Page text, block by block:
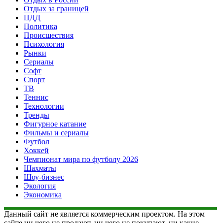
Отдых за границей
ПДД
Политика
Происшествия
Психология
Рынки
Сериалы
Софт
Спорт
ТВ
Теннис
Технологии
Тренды
Фигурное катание
Фильмы и сериалы
Футбол
Хоккей
Чемпионат мира по футболу 2026
Шахматы
Шоу-бизнес
Экология
Экономика
Данный сайт не является коммерческим проектом. На этом